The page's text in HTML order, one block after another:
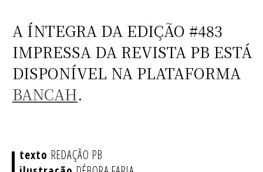
A ÍNTEGRA DA EDIÇÃO #483
IMPRESSA DA REVISTA PB ESTÁ
DISPONÍVEL NA PLATAFORMA
BANCAH.
REDAÇÃO PB